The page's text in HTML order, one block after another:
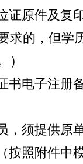
证原件及复
求的，但学
）
书电子注册
，须提供原
按照附件中